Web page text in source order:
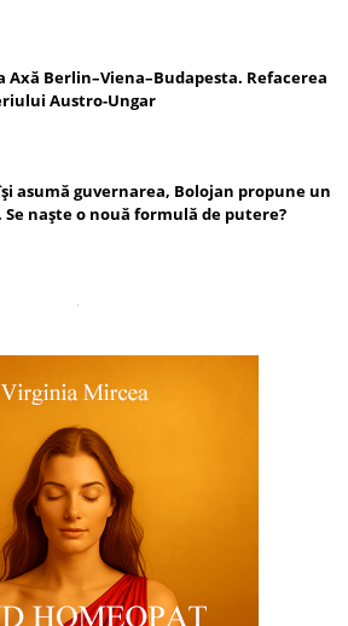
Axă Berlin–Viena–Budapesta. Refacerea
Austro-Ungar
își asumă guvernarea, Bolojan propune un
Se naște o nouă formulă de putere?